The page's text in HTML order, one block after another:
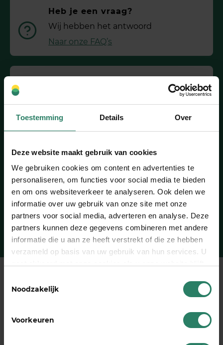
Toestemming Details Over
Deze website maakt gebruik van cookies
We gebruiken cookies om content en advertenties te
personaliseren, om functies voor social media te bieden
en om ons websiteverkeer te analyseren. Ook delen we
informatie over uw gebruik van onze site met onze
partners voor social media, adverteren en analyse. Deze
partners kunnen deze gegevens combineren met andere
informatie die u aan ze heeft verstrekt of die ze hebben
verzameld op basis van uw gebruik van hun services. U
Noodzakelijk
Voorkeuren
Heb je een vraag?
Wij hebben het antwoord
Naar onze FAQ’s
We denken graag met je mee: ma. tot
In ons team werken?
Zo min mogelijk gedoe voor ­zzp’ers,
daar gaan we voor.
Naar onze vacatures